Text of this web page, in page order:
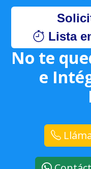
Lista
No te
e